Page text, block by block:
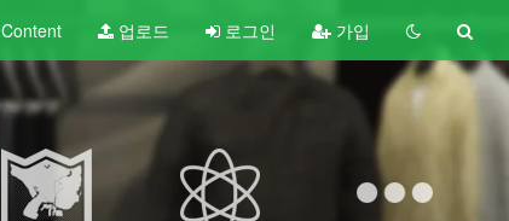
Content 업로드 로그인 가입